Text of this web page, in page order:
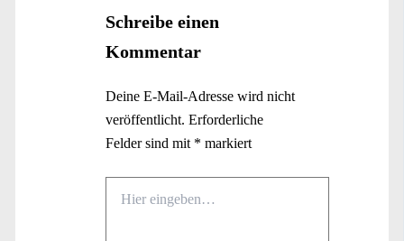
Schreibe einen
Kommentar
Deine E-Mail-Adresse wird nicht
veröffentlicht. Erforderliche
Felder sind mit * markiert
eingeben…